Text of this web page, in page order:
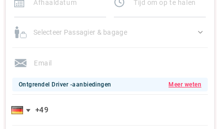
Selecteer Passagier & bagage
Ontgrendel Driver -aanbiedingen Meer weten